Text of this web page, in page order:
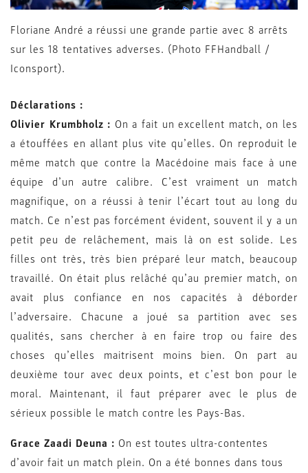
Floriane André a réussi une grande partie avec 8 arrêts
sur les 18 tentatives adverses. (Photo FFHandball /
Iconsport).
Déclarations :
Olivier Krumbholz : On a fait un excellent match, on les
a étouffées en allant plus vite qu’elles. On reproduit le
même match que contre la Macédoine mais face à une
équipe d’un autre calibre. C’est vraiment un match
magnifique, on a réussi à tenir l’écart tout au long du
match. Ce n’est pas forcément évident, souvent il y a un
petit peu de relâchement, mais là on est solide. Les
filles ont très, très bien préparé leur match, beaucoup
travaillé. On était plus relâché qu’au premier match, on
avait plus confiance en nos capacités à déborder
l’adversaire. Chacune a joué sa partition avec ses
qualités, sans chercher à en faire trop ou faire des
choses qu’elles maitrisent moins bien. On part au
deuxième tour avec deux points, et c’est bon pour le
moral. Maintenant, il faut préparer avec le plus de
sérieux possible le match contre les Pays-Bas.
Grace Zaadi Deuna : On est toutes ultra-contentes
d’avoir fait un match plein. On a été bonnes dans tous